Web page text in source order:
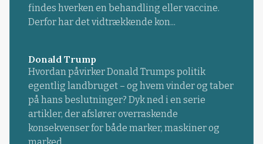
findes hverken en behandling eller vaccine.
Derfor har det vidtrækkende kon...
Donald Trump
Hvordan påvirker Donald Trumps politik
egentlig landbruget – og hvem vinder og taber
på hans beslutninger? Dyk ned i en serie
artikler, der afslører overraskende
konsekvenser for både marker, maskiner og